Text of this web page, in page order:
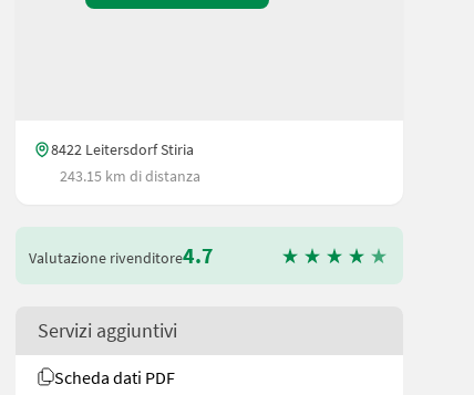
8422 Leitersdorf Stiria
243.15 km di distanza
Valutazione rivenditore4.7
Servizi aggiuntivi
Scheda dati PDF